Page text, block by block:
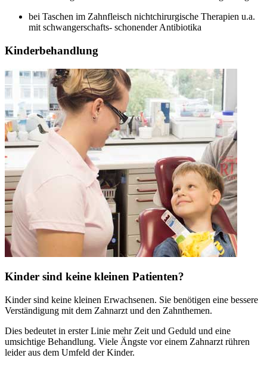
bei Taschen im Zahnfleisch nichtchirurgische Therapien u.a.
mit schwangerschafts- schonender Antibiotika
Kinderbehandlung
Kinder sind keine kleinen Patienten?
Kinder sind keine kleinen Erwachsenen. Sie benötigen eine bessere
Verständigung mit dem Zahnarzt und den Zahnthemen.
Dies bedeutet in erster Linie mehr Zeit und Geduld und eine
umsichtige Behandlung. Viele Ängste vor einem Zahnarzt rühren
leider aus dem Umfeld der Kinder.